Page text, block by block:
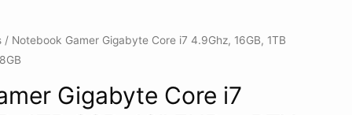
/ Notebook Gamer Gigabyte Core i7 4.9Ghz, 16GB, 1TB
Gigabyte Core i7